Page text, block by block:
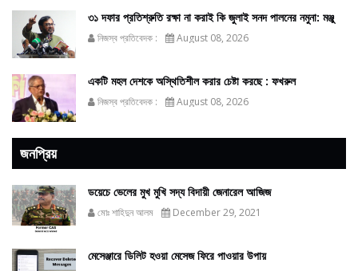
৩১ দফার প্রতিশ্রুতি রক্ষা না করাই কি জুলাই সনদ পালনের নমুনা: মঞ্জু
নিজস্ব প্রতিবেদক : August 08, 2026
একটি মহল দেশকে অস্থিতিশীল করার চেষ্টা করছে : ফখরুল
নিজস্ব প্রতিবেদক : August 08, 2026
জনপ্রিয়
ডয়েচে ভেলের মুখ মুখি সদ্য বিদায়ী জেনারেল আজিজ
মোঃ শাহিদুন আলম December 29, 2021
মেসেঞ্জারে ডিলিট হওয়া মেসেজ ফিরে পাওয়ার উপায়